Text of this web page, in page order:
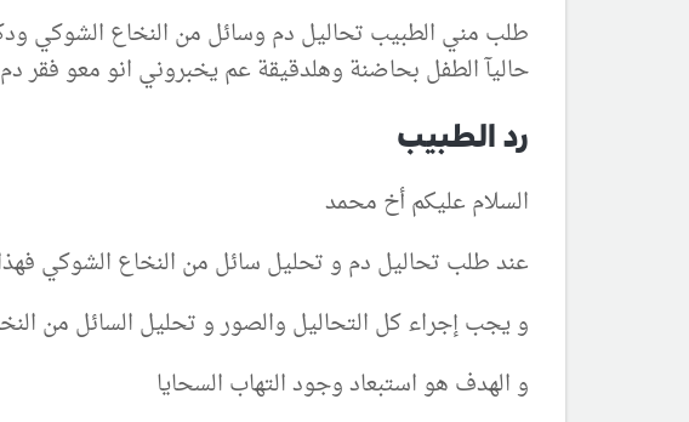
طلب مني الطبيب تحاليل دم وسائل من النخاع الشوكي
حاليآ الطفل بحاضنة وهلدقيقة عم يخبروني انو معو فقر دم
رد الطبيب
السلام عليكم أخ محمد
عند طلب تحاليل دم و تحليل سائل من النخاع الشوكي
و يجب إجراء كل التحاليل والصور و تحليل السائل من
و الهدف هو استبعاد وجود التهاب السحايا